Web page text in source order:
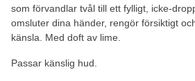
som förvandlar tvål till ett fylligt, icke-
omsluter dina händer, rengör försiktigt
känsla. Med doft av lime.
Passar känslig hud.